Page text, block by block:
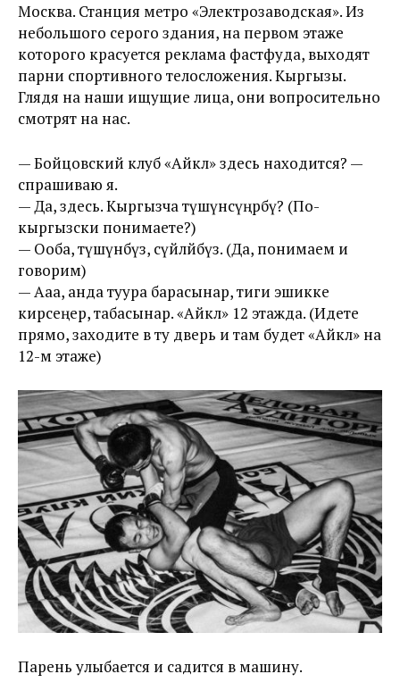
Москва. Станция метро «Электрозаводская». Из
небольшого серого здания, на первом этаже
которого красуется реклама фастфуда, выходят
парни спортивного телосложения. Кыргызы.
Глядя на наши ищущие лица, они вопросительно
смотрят на нас.
— Бойцовский клуб «Айкөл» здесь находится? —
спрашиваю я.
— Да, здесь. Кыргызча түшүнөсүңөрбү? (По-
кыргызски понимаете?)
— Ооба, түшүнөбүз, сүйлөйбүз. (Да, понимаем и
говорим)
— Ааа, анда туура барасынар, тиги эшикке
кирсеңер, табасынар. «Айкөл» 12 этажда. (Идете
прямо, заходите в ту дверь и там будет «Айкөл» на
12-м этаже)
Парень улыбается и садится в машину.